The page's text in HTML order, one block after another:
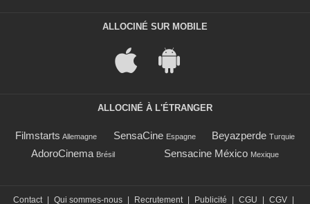
ALLOCINÉ SUR MOBILE
ALLOCINÉ À L'ÉTRANGER
Filmstarts Allemagne SensaCine Espagne Beyazperde Turquie
AdoroCinema Brésil Sensacine México Mexique
Contact Qui sommes-nous Recrutement Publicité CGU CGV